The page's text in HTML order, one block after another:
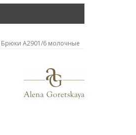
Брюки А2901/6 молочные